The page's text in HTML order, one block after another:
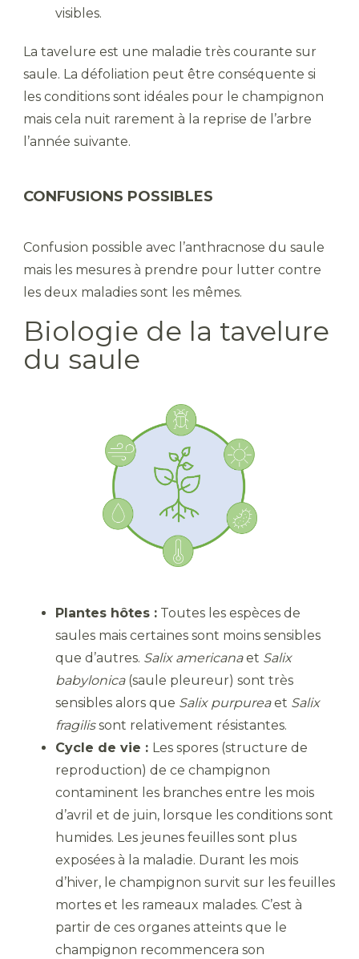
visibles.
La tavelure est une maladie très courante sur
saule. La défoliation peut être conséquente si
les conditions sont idéales pour le champignon
mais cela nuit rarement à la reprise de l’arbre
l’année suivante.
CONFUSIONS POSSIBLES
Confusion possible avec l’anthracnose du saule
mais les mesures à prendre pour lutter contre
les deux maladies sont les mêmes.
Biologie de la tavelure
du saule
Plantes hôtes : Toutes les espèces de
saules mais certaines sont moins sensibles
que d’autres. Salix americanaet Salix
babylonica (saule pleureur) sont très
sensibles alors que Salix purpureaet Salix
fragilissont relativement résistantes.
Cycle de vie : Les spores (structure de
reproduction) de ce champignon
contaminent les branches entre les mois
d’avril et de juin, lorsque les conditions sont
humides. Les jeunes feuilles sont plus
exposées à la maladie. Durant les mois
d’hiver, le champignon survit sur les feuilles
mortes et les rameaux malades. C’est à
partir de ces organes atteints que le
champignon recommencera son